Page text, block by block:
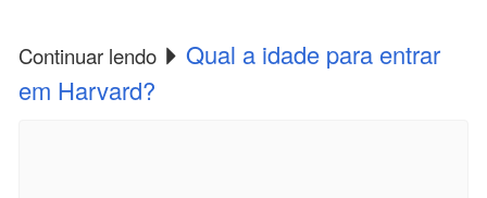
Continuar lendo
Qual a idade para entrar
em Harvard?